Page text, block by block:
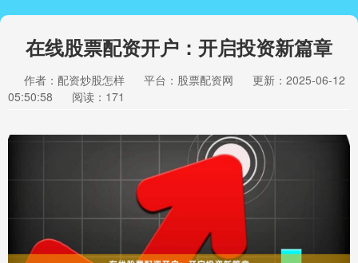
在线股票配资开户：开启投资新篇章
作者：配资炒股怎样 平台：股票配资网
更新：2025-06-12
05:50:58
阅读：171